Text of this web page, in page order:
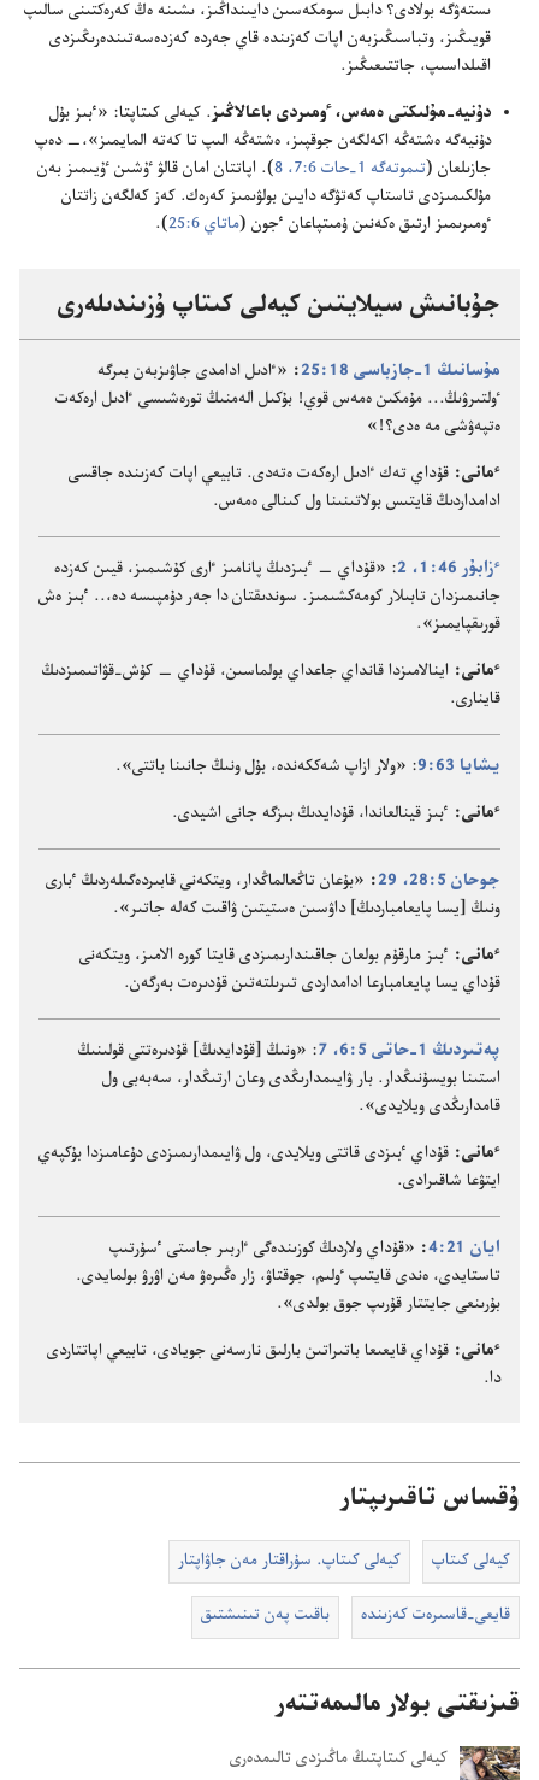
ىستە‌ۋگە بولادى؟‏ دابىل سومكە‌سىن دايىنداڭىز،‏ ىشىنە ە‌ڭ كە‌رە‌كتىنى سالىپ
قويىڭىز،‏ وتباسىڭىزبە‌ن اپات كە‌زىندە قاي جە‌ردە كە‌زدە‌سە‌تىندە‌رىڭىزدى
اقىلداسىپ،‏ جاتتىعىڭىز.‏
دۇ‌نيە-‏مۇ‌لىكتى ە‌مە‌س،‏ ٶمىردى باعالاڭىز‏.‏ كيە‌لى كىتاپتا:‏ «ٴ‌بىز بۇ‌ل
دۇ‌نيە‌گە ە‌شتە‌ڭە اكە‌لگە‌ن جوقپىز،‏ ە‌شتە‌ڭە الىپ تا كە‌تە المايمىز»،‏—‏ دە‌پ
جازىلعان (‏تىموتە‌گە 1-‏حات 6:‏7،‏ 8
‏)‏.‏ اپاتتان امان قالۋ ٷشىن ٷيىمىز بە‌ن
مۇ‌لكىمىزدى تاستاپ كە‌تۋگە دايىن بولۋىمىز كە‌رە‌ك.‏ كە‌ز كە‌لگە‌ن زاتتان
ٶمىرىمىز ارتىق ە‌كە‌نىن ۇ‌مىتپاعان ٴ‌جون (‏ماتاي 6:‏25 ‏)‏.‏
جۇ‌بانىش سيلايتىن كيە‌لى كىتاپ ۇ‌زىندىلە‌رى
مۇ‌سانىڭ 1-‏جازباسى 18:‏25 ‏:‏ «ٵدىل ادامدى جاۋىزبە‌ن بىرگە
ٶلتىرۋىڭ.‏.‏.‏ مۇ‌مكىن ە‌مە‌س قوي!‏ بۇ‌كىل الە‌منىڭ تورە‌شىسى ٵدىل ارە‌كە‌ت
ە‌تپە‌ۋشى مە ە‌دى؟‏!‏»‏
ٴ‌مانى:‏ قۇ‌داي تە‌ك ٵدىل ارە‌كە‌ت ە‌تە‌دى.‏ تابيعي اپات كە‌زىندە جاقسى
ادامداردىڭ قايتىس بولاتىنىنا ول كىنالى ە‌مە‌س.‏
ٴ‌زابۇ‌ر 46:‏1،‏ 2
‏:‏ «قۇ‌داي —‏ ٴ‌بىزدىڭ پانامىز ٵرى كۇ‌شىمىز،‏ قيىن كە‌زدە
جانىمىزدان تابىلار كومە‌كشىمىز.‏ سوندىقتان دا جە‌ر دۇ‌مپىسە دە،‏.‏.‏ ٴ‌بىز ە‌ش
قورىقپايمىز».‏
ٴ‌مانى:‏ اينالامىزدا قانداي جاعداي بولماسىن،‏ قۇ‌داي —‏ كۇ‌ش-‏قۋاتىمىزدىڭ
قاينارى.‏
يشايا 63:‏9
‏:‏ «ولار ازاپ شە‌ككە‌ندە،‏ بۇ‌ل ونىڭ جانىنا باتتى».‏
ٴ‌مانى:‏ ٴ‌بىز قينالعاندا،‏ قۇ‌دايدىڭ بىزگە جانى اشيدى.‏
جوحان 5:‏28،‏ 29 ‏:‏ «بۇ‌عان تاڭعالماڭدار،‏ ويتكە‌نى قابىردە‌گىلە‌ردىڭ ٴ‌بارى
ونىڭ [يسا پايعامباردىڭ] داۋسىن ە‌ستيتىن ۋاقىت كە‌لە جاتىر».‏
ٴ‌مانى:‏ ٴ‌بىز مارقۇ‌م بولعان جاقىندارىمىزدى قايتا كورە الامىز،‏ ويتكە‌نى
قۇ‌داي يسا پايعامبارعا ادامداردى تىرىلتە‌تىن قۇ‌دىرە‌ت بە‌رگە‌ن.‏
پە‌تىردىڭ 1-‏حاتى 5:‏6،‏ 7
‏:‏ «ونىڭ [قۇ‌دايدىڭ] قۇ‌دىرە‌تتى قولىنىڭ
استىنا بويسۇ‌نىڭدار.‏ بار ۋايىمدارىڭدى وعان ارتىڭدار،‏ سە‌بە‌بى ول
قامدارىڭدى ويلايدى».‏
ٴ‌مانى:‏ قۇ‌داي ٴ‌بىزدى قاتتى ويلايدى،‏ ول ۋايىمدارىمىزدى دۇ‌عامىزدا بۇ‌كپە‌ي
ايتۋعا شاقىرادى.‏
ايان 21:‏4 ‏:‏ «قۇ‌داي ولاردىڭ كوزىندە‌گى ٵربىر جاستى ٴ‌سۇ‌رتىپ
تاستايدى،‏ ە‌ندى قايتىپ ٶلىم،‏ جوقتاۋ،‏ زار ە‌ڭىرە‌ۋ مە‌ن اۋرۋ بولمايدى.‏
بۇ‌رىنعى جايتتار قۇ‌رىپ جوق بولدى».‏
ٴ‌مانى:‏ قۇ‌داي قايعىعا باتىراتىن بارلىق نارسە‌نى جويادى،‏ تابيعي اپاتتاردى
دا.‏
ۇقساس تاقىرىپتار
كيە‌لى كىتاپ كيە‌لى كىتاپ.‏ سۇ‌راقتار مە‌ن جاۋاپتار
قايعى-‏قاسىرە‌ت كە‌زىندە باقىت پە‌ن تىنىشتىق
قىزىقتى بولار مالىمەتتەر
كيە‌لى كىتاپتىڭ ماڭىزدى تالىمدە‌رى